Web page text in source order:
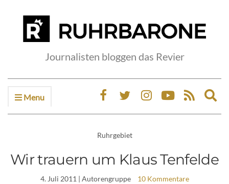
Journalisten bloggen das Revier
Menu
Ruhrgebiet
Wir trauern um Klaus Tenfelde
4. Juli 2011 | Autorengruppe 10 Kommentare